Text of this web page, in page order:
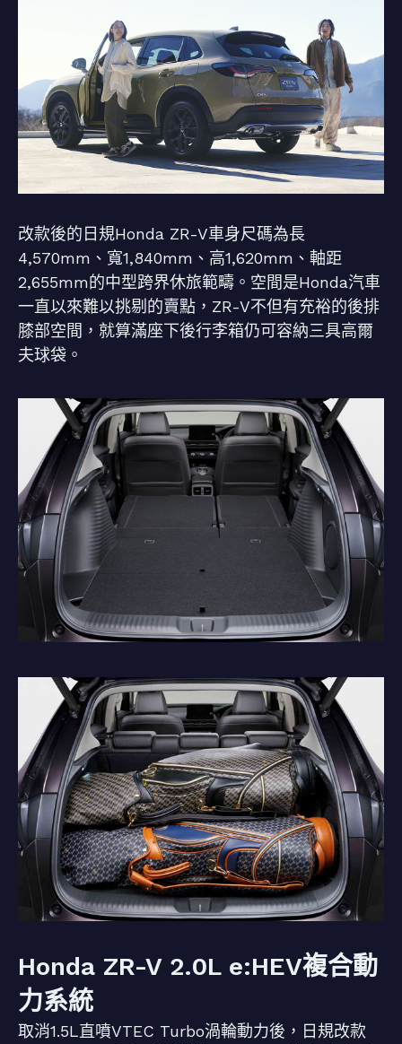
改款後的日規Honda ZR-V車身尺碼為長
4,570mm、寬1,840mm、高1,620mm、軸距
2,655mm的中型跨界休旅範疇。空間是Honda汽車
一直以來難以挑剔的賣點，ZR-V不但有充裕的後排
膝部空間，就算滿座下後行李箱仍可容納三具高爾
夫球袋。
Honda ZR-V 2.0L e:HEV複合動
力系統
取消1.5L直噴VTEC Turbo渦輪動力後，日規改款